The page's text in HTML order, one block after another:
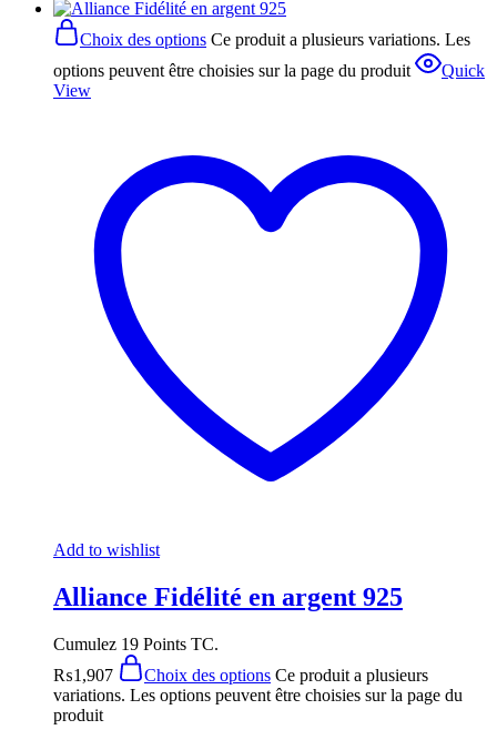
Choix des options Ce produit a plusieurs variations. Les
options peuvent être choisies sur la page du produit
Quick
View
Add to wishlist
Alliance Fidélité en argent 925
Cumulez 19 Points TC.
₨1,907 Choix des options Ce produit a plusieurs
variations. Les options peuvent être choisies sur la page du
produit